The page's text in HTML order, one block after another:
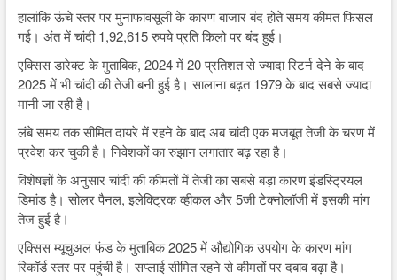
हालांकि ऊंचे स्तर पर मुनाफावसूली के कारण बाजार बंद होते समय कीमत फिसल
गई। अंत में चांदी 1,92,615 रुपये प्रति किलो पर बंद हुई।
एक्सिस डारेक्ट के मुताबिक, 2024 में 20 प्रतिशत से ज्यादा रिटर्न देने के बाद
2025 में भी चांदी की तेजी बनी हुई है। सालाना बढ़त 1979 के बाद सबसे ज्यादा
मानी जा रही है।
लंबे समय तक सीमित दायरे में रहने के बाद अब चांदी एक मजबूत तेजी के चरण में
प्रवेश कर चुकी है। निवेशकों का रुझान लगातार बढ़ रहा है।
विशेषज्ञों के अनुसार चांदी की कीमतों में तेजी का सबसे बड़ा कारण इंडस्ट्रियल
डिमांड है। सोलर पैनल, इलेक्ट्रिक व्हीकल और 5जी टेक्नोलॉजी में इसकी मांग
तेज हुई है।
एक्सिस म्यूचुअल फंड के मुताबिक 2025 में औद्योगिक उपयोग के कारण मांग
रिकॉर्ड स्तर पर पहुंची है। सप्लाई सीमित रहने से कीमतों पर दबाव बढ़ा है।